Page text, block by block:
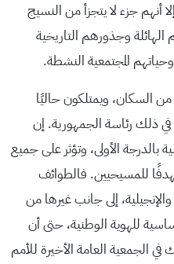
أنهم جزء لا يتجزأ من النسيج
الهائلة وجذورهم التاريخية
المجتمعية النشطة.
السكان، ويمتلكون حاليًا
ذلك رئاسة الجمهورية. إن
بالدرجة الأولى، وتؤثر على جميع
للمسيحيين. فالطوائف
والإنجيلية، إلى جانب غيرها من
للهوية الوطنية، حتى أن
العامة الأخيرة للأمم